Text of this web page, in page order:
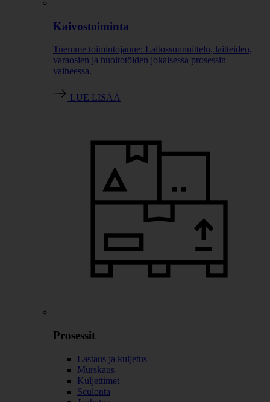
Kaivostoiminta
Tuemme toimintojanne: Laitossuunnittelu, laitteiden,
varaosien ja huoltotöiden jokaisessa prosessin
vaiheessa.
LUE LISÄÄ
Prosessit
Lastaus ja kuljetus
Murskaus
Kuljettimet
Seulonta